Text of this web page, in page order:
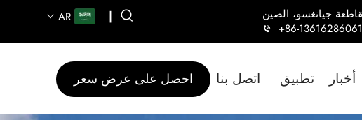
+86-13616286061
|
AR
أخبار تطبيق اتصل بنا احصل على عرض سعر